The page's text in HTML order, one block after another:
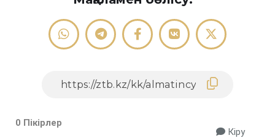
0 Пікірлер
Кіру